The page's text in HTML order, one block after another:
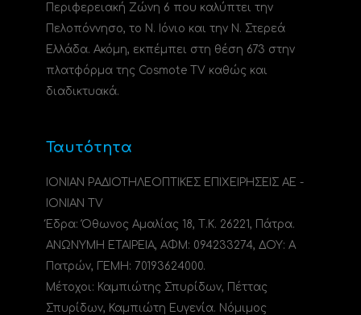
Περιφερειακή Ζώνη 6 που καλύπτει την
Πελοπόννησο, το N. Ιόνιο και την Ν. Στερεά
Ελλάδα. Ακόμη, εκπέμπει στη θέση 673 στην
πλατφόρμα της Cosmote TV καθώς και
διαδικτυακά.
Ταυτότητα
ΙΟΝΙΑΝ ΡΑΔΙΟΤΗΛΕΟΠΤΙΚΕΣ ΕΠΙΧΕΙΡΗΣΕΙΣ ΑΕ -
IONIAN TV
Έδρα: Όθωνος Αμαλίας 18, Τ.Κ. 26221, Πάτρα.
ΑΝΩΝΥΜΗ ΕΤΑΙΡΕΙΑ, ΑΦΜ: 094233274, ΔΟΥ: A
Πατρών, ΓΕΜΗ: 70193624000.
Μέτοχοι: Καμπιώτης Σπυρίδων, Πέττας
Σπυρίδων, Καμπιώτη Ευγενία. Νόμιμος